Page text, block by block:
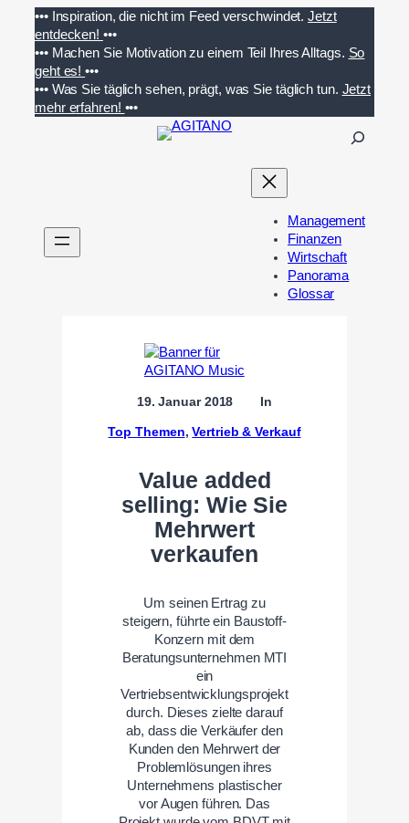
Inhalt
springen
••• Inspiration, die nicht im Feed verschwindet. Jetzt
entdecken! •••
••• Machen Sie Motivation zu einem Teil Ihres Alltags. So
geht es!•••
••• Was Sie täglich sehen, prägt, was Sie täglich tun. Jetzt
mehr erfahren! •••
n
Management
Finanzen
Wirtschaft
Panorama
Glossar
19. Januar 2018 In
Top Themen, Vertrieb & Verkauf
Value added
selling: Wie Sie
Mehrwert
verkaufen
Um seinen Ertrag zu
steigern, führte ein Baustoff-
Konzern mit dem
Beratungsunternehmen MTI
ein
Vertriebsentwicklungsprojekt
durch. Dieses zielte darauf
ab, dass die Verkäufer den
Kunden den Mehrwert der
Problemlösungen ihres
Unternehmens plastischer
vor Augen führen. Das